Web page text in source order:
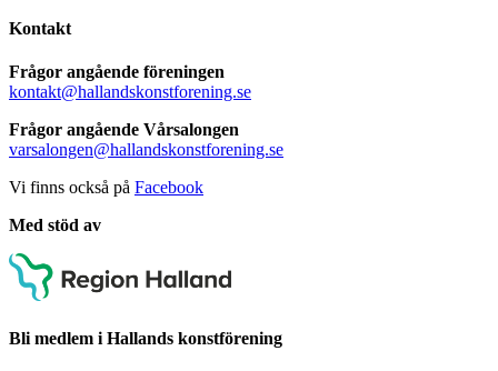
Kontakt
Frågor angående föreningen
kontakt@hallandskonstforening.se
Frågor angående Vårsalongen
varsalongen@hallandskonstforening.se
Vi finns också på Facebook
Med stöd av
Bli medlem i Hallands konstförening